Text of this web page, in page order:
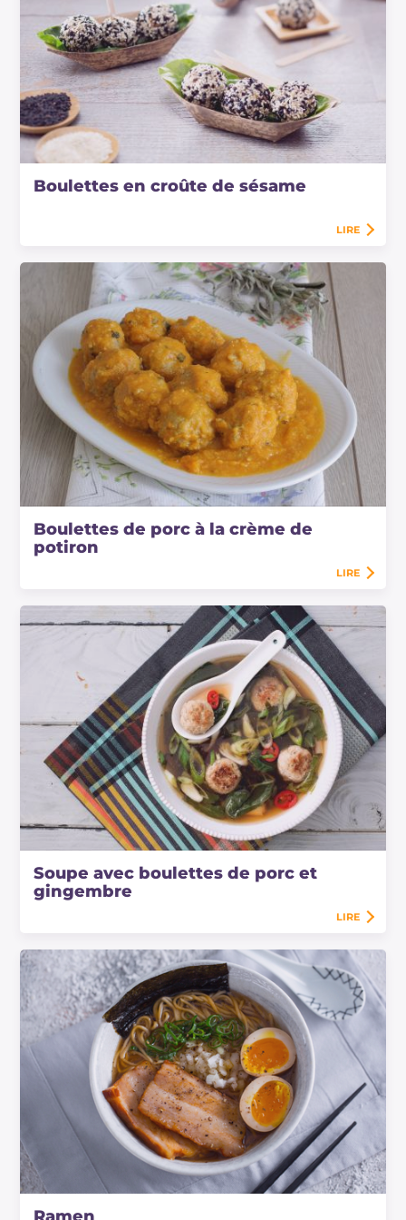
Boulettes en croûte de sésame
LIRE
Boulettes de porc à la crème de
potiron
LIRE
Soupe avec boulettes de porc et
gingembre
LIRE